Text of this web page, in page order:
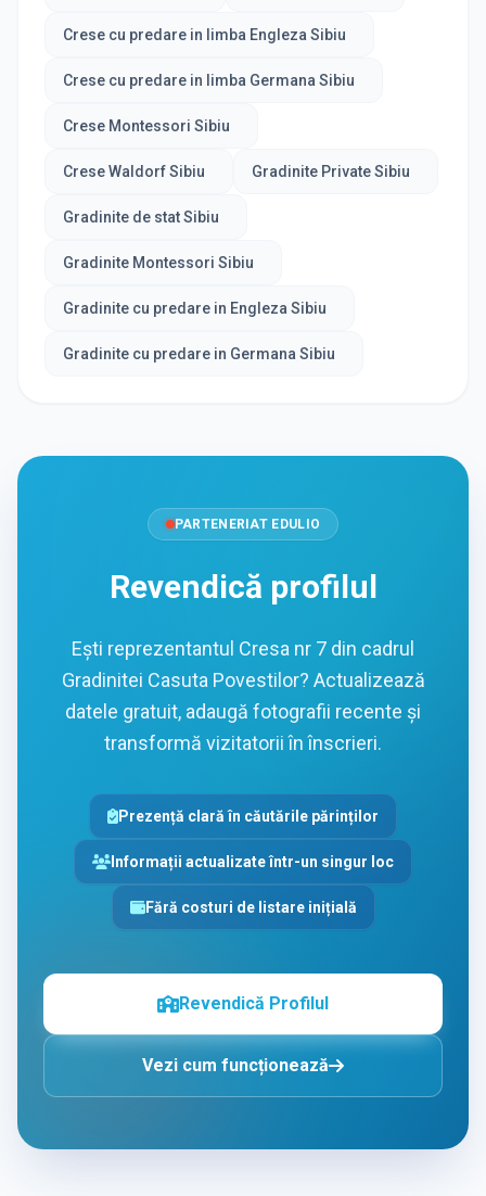
Crese cu predare in limba Engleza Sibiu
Crese cu predare in limba Germana Sibiu
Crese Montessori Sibiu
Crese Waldorf Sibiu Gradinite Private Sibiu
Gradinite de stat Sibiu
Gradinite Montessori Sibiu
Gradinite cu predare in Engleza Sibiu
Gradinite cu predare in Germana Sibiu
PARTENERIAT EDULIO
Revendică profilul
Ești reprezentantul Cresa nr 7 din cadrul
Gradinitei Casuta Povestilor? Actualizează
datele gratuit, adaugă fotografii recente și
transformă vizitatorii în înscrieri.
Prezență clară în căutările părinților
Informații actualizate într-un singur loc
Fără costuri de listare inițială
Revendică Profilul
Vezi cum funcționează